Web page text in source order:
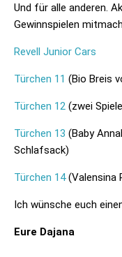
Und für alle anderen.
Gewinnspielen
Revell Junior Cars
Türchen 11 (Bio Breis
Türchen 12 (zwei
Türchen 13 (Baby
Schlafsack)
Türchen 14(Valensina
Ich wünsche euch
Eure Dajana